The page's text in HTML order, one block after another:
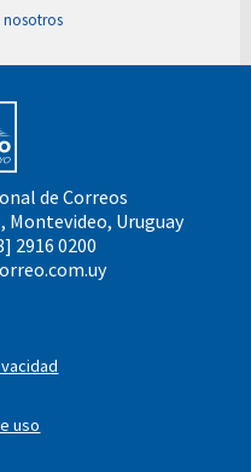
nosotros
de Correos
Montevideo, Uruguay
2916 0200
uso